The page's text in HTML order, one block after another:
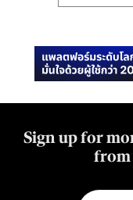
Sign up for
from